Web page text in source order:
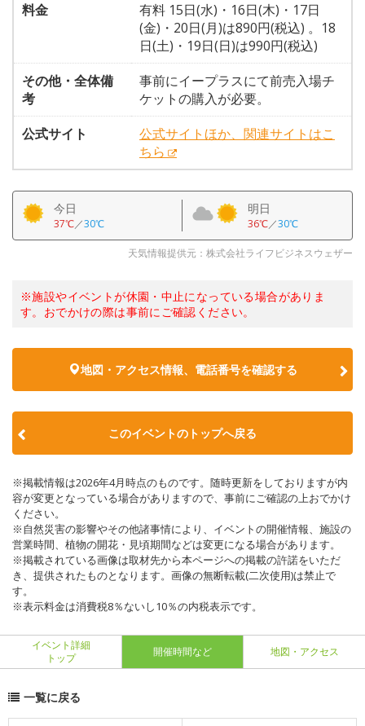
料金
有料 15日(水)・16日(木)・17日
(金)・20日(月)は890円(税込) 。18
日(土)・19日(日)は990円(税込)
その他・全体備
考
事前にイープラスにて前売入場チ
ケットの購入が必要。
公式サイト
公式サイトほか、関連サイトはこ
ちら
今日
37℃／30℃
明日
36℃／30℃
天気情報提供元：株式会社ライフビジネスウェザー
※施設やイベントが休園・中止になっている場合がありま
す。おでかけの際は事前にご確認ください。
地図・アクセス情報、電話番号を確認する
このイベントのトップへ戻る
※掲載情報は2026年4月時点のものです。随時更新をしておりますが内
容が変更となっている場合がありますので、事前にご確認の上おでかけ
ください。
※自然災害の影響やその他諸事情により、イベントの開催情報、施設の
営業時間、植物の開花・見頃期間などは変更になる場合があります。
※掲載されている画像は取材先から本ページへの掲載の許諾をいただ
き、提供されたものとなります。画像の無断転載(二次使用)は禁止で
す。
※表示料金は消費税8％ないし10％の内税表示です。
イベント詳細
トップ
開催時間など 地図・アクセス
一覧に戻る